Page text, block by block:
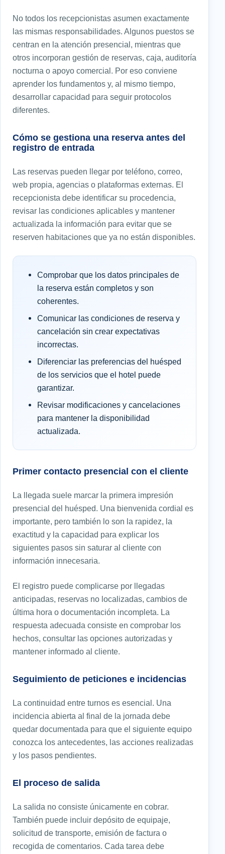
No todos los recepcionistas asumen exactamente
las mismas responsabilidades. Algunos puestos se
centran en la atención presencial, mientras que
otros incorporan gestión de reservas, caja, auditoría
nocturna o apoyo comercial. Por eso conviene
aprender los fundamentos y, al mismo tiempo,
desarrollar capacidad para seguir protocolos
diferentes.
Cómo se gestiona una reserva antes del
registro de entrada
Las reservas pueden llegar por teléfono, correo,
web propia, agencias o plataformas externas. El
recepcionista debe identificar su procedencia,
revisar las condiciones aplicables y mantener
actualizada la información para evitar que se
reserven habitaciones que ya no están disponibles.
Comprobar que los datos principales de
la reserva están completos y son
coherentes.
Comunicar las condiciones de reserva y
cancelación sin crear expectativas
incorrectas.
Diferenciar las preferencias del huésped
de los servicios que el hotel puede
garantizar.
Revisar modificaciones y cancelaciones
para mantener la disponibilidad
actualizada.
Primer contacto presencial con el cliente
La llegada suele marcar la primera impresión
presencial del huésped. Una bienvenida cordial es
importante, pero también lo son la rapidez, la
exactitud y la capacidad para explicar los
siguientes pasos sin saturar al cliente con
información innecesaria.
El registro puede complicarse por llegadas
anticipadas, reservas no localizadas, cambios de
última hora o documentación incompleta. La
respuesta adecuada consiste en comprobar los
hechos, consultar las opciones autorizadas y
mantener informado al cliente.
Seguimiento de peticiones e incidencias
La continuidad entre turnos es esencial. Una
incidencia abierta al final de la jornada debe
quedar documentada para que el siguiente equipo
conozca los antecedentes, las acciones realizadas
y los pasos pendientes.
El proceso de salida
La salida no consiste únicamente en cobrar.
También puede incluir depósito de equipaje,
solicitud de transporte, emisión de factura o
recogida de comentarios. Cada tarea debe